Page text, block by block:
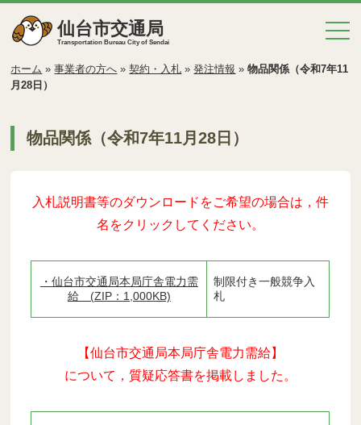
仙台市交通局
Transportation Bureau City of Sendai
ホーム »事業者の方へ »契約・入札 »発注情報 »物品関係（令和7年11
月28日）
物品関係（令和7年11月28日）
入札説明書等のダウンロードをご希望の場合は，件
名をクリックしてください。
・仙台市交通局本局庁舎電力需
給 (ZIP：1,000KB)
制限付き一般競争入
札
【仙台市交通局本局庁舎電力需給】
について，質疑応答書を掲載しました。